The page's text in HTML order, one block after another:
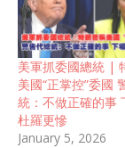
美軍抓委國總統 |
美國“正掌控”委國
統：不做正確的事
杜羅更慘
January 5, 2026